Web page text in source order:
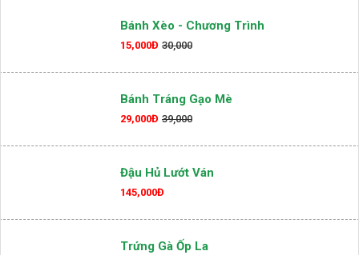
Bánh Xèo - Chương Trình
15,000Đ 30,000
Bánh Tráng Gạo Mè
29,000Đ 39,000
Đậu Hủ Lướt Ván
145,000Đ
Trứng Gà Ốp La